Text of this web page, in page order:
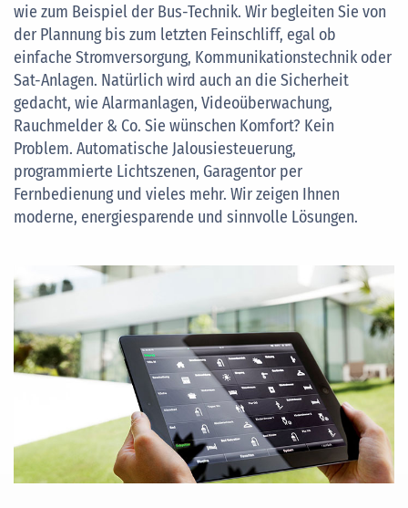
wie zum Beispiel der Bus-Technik. Wir begleiten Sie von
der Plannung bis zum letzten Feinschliff, egal ob
einfache Stromversorgung, Kommunikationstechnik oder
Sat-Anlagen. Natürlich wird auch an die Sicherheit
gedacht, wie Alarmanlagen, Videoüberwachung,
Rauchmelder & Co. Sie wünschen Komfort? Kein
Problem. Automatische Jalousiesteuerung,
programmierte Lichtszenen, Garagentor per
Fernbedienung und vieles mehr. Wir zeigen Ihnen
moderne, energiesparende und sinnvolle Lösungen.